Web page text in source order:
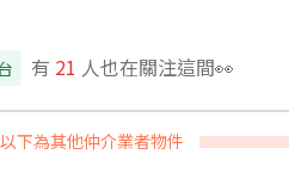
有 21 人也在關注這間👀
以下為其他仲介業者物件